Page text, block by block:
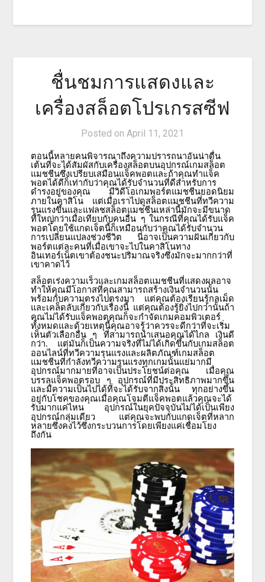
ชื่นชมการแสดงและ
เครื่องสล็อตโปรเกรสซีฟ
Posted on April 11, 2021
ตอนนี้หลายคนพิจารณาถึงความปรารถนาอันน่าตื่น
เต้นที่จะได้สัมผัสกับเครื่องสล็อตบนอุปกรณ์เกมสล็อต
แมชชีนซึ่งเปรียบเสมือนแจ็คพอตและถ้าคุณทำแจ็ค
พอตได้ดีก็เท่ากับว่าคุณได้รับจำนวนที่ดีสำหรับการ
ดำรงอยู่ของคุณ
มีวิดีโอเกมพอร์ตแมชชีนยอดนิยม
ภายในคาสิโน
แต่เมื่อเราไปดูสล็อตแมชชีนที่ทวีความ
รุนแรงขึ้นและแฟลชสล็อตแมชชีนเหล่านี้มักจะมีขนาด
ที่ใหญ่กว่าเมื่อเทียบกับคนอื่น ๆ ในกรณีที่คุณได้รับแจ็ค
พอตโดยใช้แกดเจ็ตนี้ก็เหมือนกับว่าคุณได้รับจำนวน
การเปลี่ยนแปลงช่วงชีวิต
นี่อาจเป็นความฝันเกี่ยวกับ
พอร์ตแต่ละคนที่เมื่อเขาจะไปในคาสิโนทาง
อินเทอร์เน็ตเขาต้องชนะปริมาณจริงซึ่งมักจะมากกว่าที่
เขาคาดไว้
สล็อตเร่งความเร็วและเกมสล็อตแมชชีนที่แสดงผลอาจ
ทำให้คุณมีโอกาสที่คุณสามารถสร้างเงินจำนวนนั้น
พร้อมกับความตรงไปตรงมา
แต่คุณต้องเรียนรู้กลเม็ด
และเคล็ดลับเกี่ยวกับเรื่องนี้ แต่คุณต้องรู้ยิ่งไปกว่านั้นถ้า
คุณไม่ได้รับแจ็คพอตคุณก็จะกำจัดเกมคอมพิวเตอร์
ทั้งหมดและด้วยเหตุนี้คุณอาจรู้ว่าควรจะดีกว่าที่จะเริ่ม
เห็นตัวเลือกอื่น
ๆ ที่สามารถนำเสนอคุณได้ไกล
เงินดี
กว่า. แต่มันก็เป็นความจริงที่ไม่ได้เกิดขึ้นกับเกมสล็อต
ออนไลน์ที่ทวีความรุนแรงและผลิตภัณฑ์เกมสล็อต
แมชชีนที่กำลังทวีความรุนแรงทุกเกมนั้นแย่มากมี
อุปกรณ์มากมายที่อาจเป็นประโยชน์ต่อคุณ
เมื่อคุณ
บรรลุแจ็คพอตรอบ
ๆ
อุปกรณ์ที่มีประสิทธิภาพมากขึ้น
และมีความเป็นไปได้ที่จะได้รับจากสิ่งนั้น
ทุกอย่างขึ้น
อยู่กับโชคของคุณเมื่อคุณโจมตีแจ็คพอตแล้วคุณจะได้
รับมากแค่ไหน
อุปกรณ์ในยุคปัจจุบันไม่ได้เป็นเพียง
อุปกรณ์กลุ่มเดียว
แต่คุณจะพบกับแกดเจ็ตที่หลาก
หลายซึ่งคงไว้ซึ่งกระบวนการโดยเพียงแค่เชื่อมโยง
ถึงกัน